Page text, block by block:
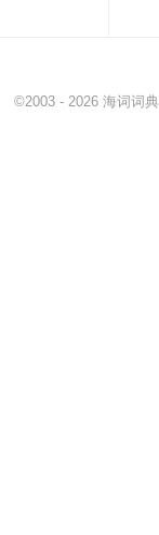
©2003 - 2026 海词词典